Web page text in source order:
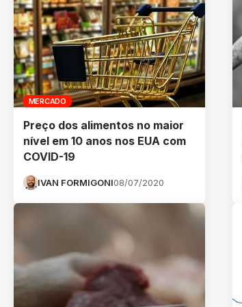
MERCADO
Preço dos alimentos no maior
nível em 10 anos nos EUA com
COVID-19
IVAN FORMIGONI08/07/2020